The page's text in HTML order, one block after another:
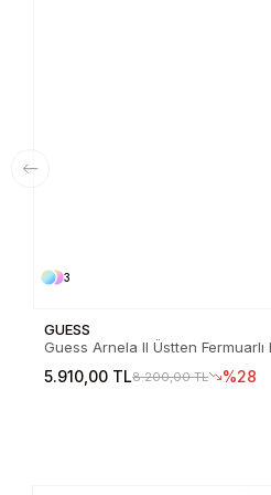
3
GUESS
Guess Arnela II Üstten Fermuarlı Kadın Ekru
5.910,00 TL8.200,00 TL %28